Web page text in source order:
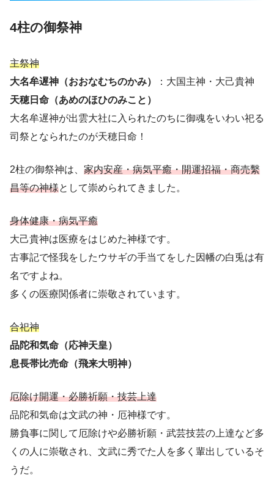
4柱の御祭神
主祭神
大名牟遅神（おおなむちのかみ）
：大国主神・大己貴神
天穂日命（あめのほひのみこと）
大名牟遅神が出雲大社に入られたのちに御魂をいわい祀る
司祭となられたのが天穂日命！
2柱の御祭神は、 家内安産・病気平癒・開運招福・商売繫
昌等の神様として崇められてきました。
身体健康・病気平癒
大己貴神は医療をはじめた神様です。
古事記で怪我をしたウサギの手当てをした因幡の白兎は有
名ですよね。
多くの医療関係者に崇敬されています。
合祀神
品陀和気命（応神天皇）
息長帯比売命（飛来大明神）
厄除け開運・必勝祈願・技芸上達
品陀和気命は文武の神・厄神様です。
勝負事に関して厄除けや必勝祈願・武芸技芸の上達など多
くの人に崇敬され、文武に秀でた人を多く輩出しているそ
うだ。